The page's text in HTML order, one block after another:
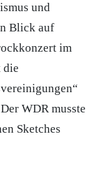
und
Blick auf
im
die
WDR musste
Sketches